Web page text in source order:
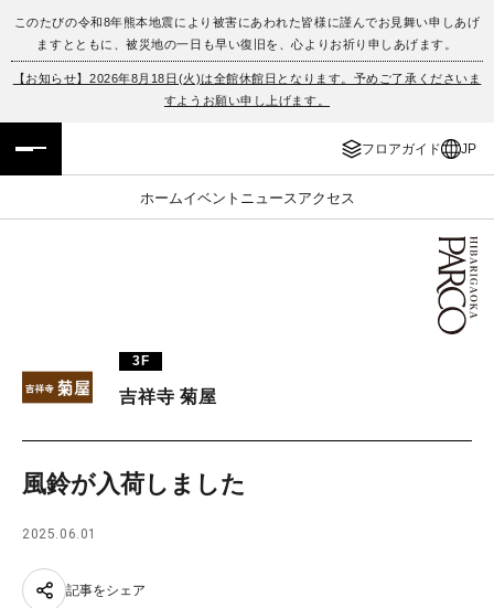
このたびの令和8年熊本地震により被害にあわれた皆様に謹んでお見舞い申しあげ
ますとともに、被災地の一日も早い復旧を、心よりお祈り申しあげます。
【お知らせ】2026年8月18日(火)は全館休館日となります。予めご了承くださいま
すようお願い申し上げます。
フロアガイド JP
ホームイベント ニュース アクセス
フロアガイド
イベント・ポップアップ
ニュース
PARCOメンバーズ
ENGLISH
簡体字
한국어
3F
吉祥寺 菊屋
風鈴が入荷しました
2025.06.01
記事をシェア